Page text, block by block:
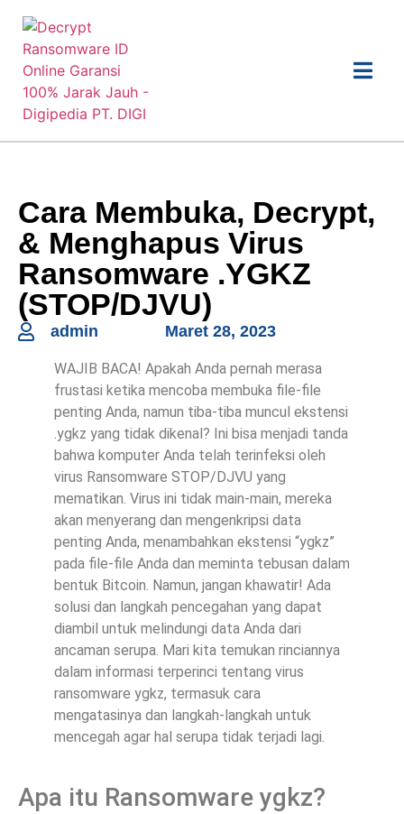
Cara Membuka, Decrypt,
& Menghapus Virus
Ransomware .YGKZ
(STOP/DJVU)
admin Maret 28, 2023
WAJIB BACA! Apakah Anda pernah merasa
frustasi ketika mencoba membuka file-file
penting Anda, namun tiba-tiba muncul ekstensi
.ygkz yang tidak dikenal? Ini bisa menjadi tanda
bahwa komputer Anda telah terinfeksi oleh
virus Ransomware STOP/DJVU yang
mematikan. Virus ini tidak main-main, mereka
akan menyerang dan mengenkripsi data
penting Anda, menambahkan ekstensi “ygkz”
pada file-file Anda dan meminta tebusan dalam
bentuk Bitcoin. Namun, jangan khawatir! Ada
solusi dan langkah pencegahan yang dapat
diambil untuk melindungi data Anda dari
ancaman serupa. Mari kita temukan rinciannya
dalam informasi terperinci tentang virus
ransomware ygkz, termasuk cara
mengatasinya dan langkah-langkah untuk
mencegah agar hal serupa tidak terjadi lagi.
Apa itu Ransomware ygkz?